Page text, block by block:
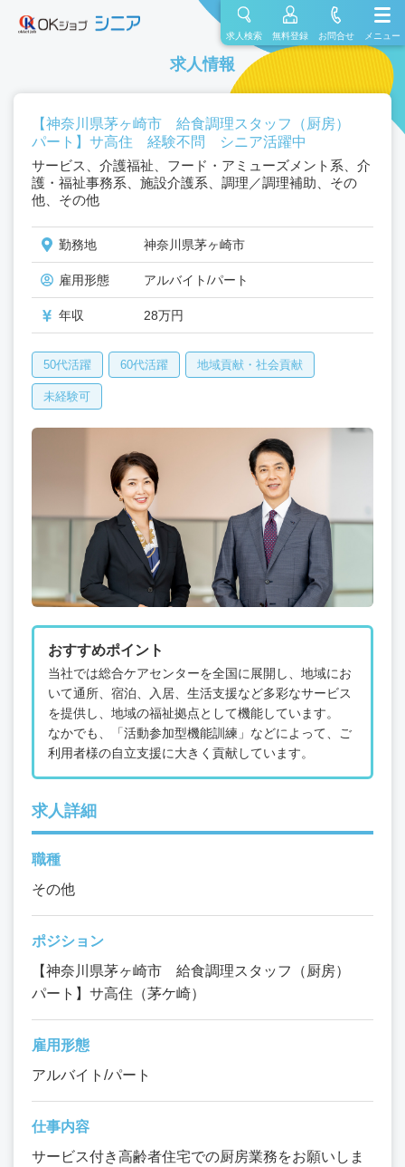
求人検索 無料登録 お問合せ メニュー
求人情報
【神奈川県茅ヶ崎市 給食調理スタッフ（厨房）
パート】サ高住 経験不問 シニア活躍中
サービス、介護福祉、フード・アミューズメント系、介
護・福祉事務系、施設介護系、調理／調理補助、その
他、その他
勤務地 神奈川県茅ヶ崎市
雇用形態 アルバイト/パート
年収 28万円
50代活躍 60代活躍 地域貢献・社会貢献
未経験可
おすすめポイント
当社では総合ケアセンターを全国に展開し、地域にお
いて通所、宿泊、入居、生活支援など多彩なサービス
を提供し、地域の福祉拠点として機能しています。
なかでも、「活動参加型機能訓練」などによって、ご
利用者様の自立支援に大きく貢献しています。
求人詳細
職種
その他
ポジション
【神奈川県茅ヶ崎市 給食調理スタッフ（厨房）
パート】サ高住（茅ケ崎）
雇用形態
アルバイト/パート
仕事内容
サービス付き高齢者住宅での厨房業務をお願いしま